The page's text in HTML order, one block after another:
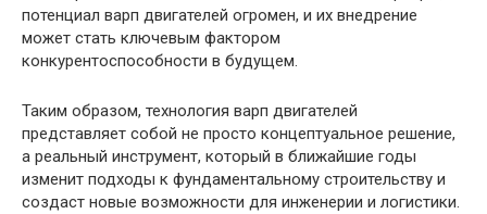
потенциал варп двигателей огромен, и их внедрение
может стать ключевым фактором
конкурентоспособности в будущем.
Таким образом, технология варп двигателей
представляет собой не просто концептуальное решение,
а реальный инструмент, который в ближайшие годы
изменит подходы к фундаментальному строительству и
создаст новые возможности для инженерии и логистики.